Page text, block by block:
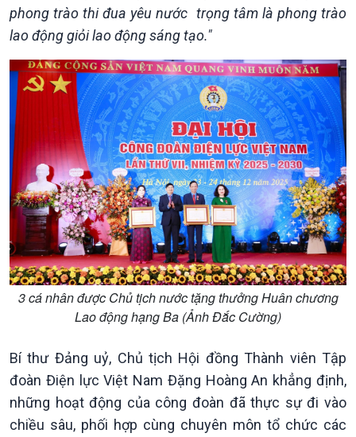
Văn hoá & Du lịch
Tin Văn hoá & Du lịch
Chát với người nổi tiếng
Multimedia
Ảnh
Video
phong trào thi đua yêu nước trọng tâm là phong trào
lao động giỏi lao động sáng tạo."
3 cá nhân được Chủ tịch nước tặng thưởng Huân chương
Lao động hạng Ba (Ảnh Đắc Cường)
Bí thư Đảng uỷ, Chủ tịch Hội đồng Thành viên Tập
đoàn Điện lực Việt Nam Đặng Hoàng An khẳng định,
những hoạt động của công đoàn đã thực sự đi vào
chiều sâu, phối hợp cùng chuyên môn tổ chức các